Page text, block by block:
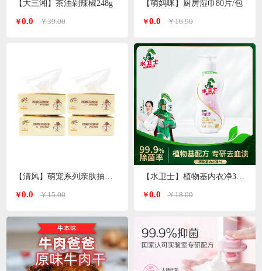
【大三湘】茶油剁辣椒248g
￥0.0 ￥39.00
【清风】萌宠系列亲肤抽纸3层*100抽
￥0.0 ￥15.00
【萌妈咪】厨房湿巾80片/包
￥0.0 ￥16.90
【水卫士】植物基内衣净300g/瓶
￥0.0 ￥18.00